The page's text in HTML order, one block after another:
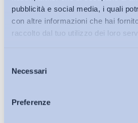
pubblicità e social media, i quali
con altre informazioni che hai
raccolto dal tuo utilizzo dei loro
delNecessari
Preferenze
Bollettini ADAPT
Articoli